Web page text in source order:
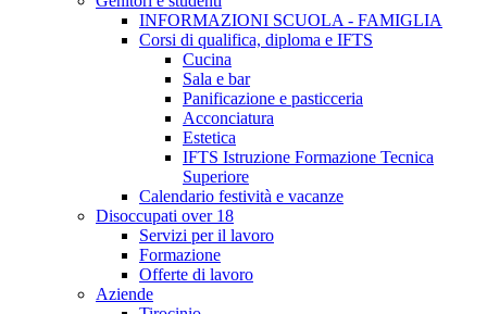
INFORMAZIONI SCUOLA - FAMIGLIA
Corsi di qualifica, diploma e IFTS
Cucina
Sala e bar
Panificazione e pasticceria
Acconciatura
Estetica
IFTS Istruzione Formazione Tecnica
Superiore
Calendario festività e vacanze
Disoccupati over 18
Servizi per il lavoro
Formazione
Offerte di lavoro
Aziende